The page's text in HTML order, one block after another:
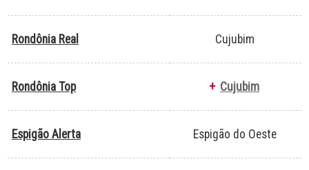
Rondônia Real Cujubim
Rondônia Top + Cujubim
Espigão Alerta Espigão do Oeste